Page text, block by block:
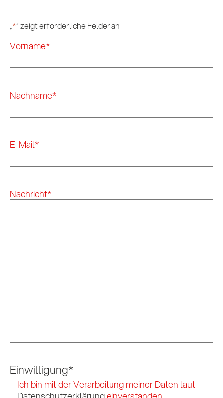
„*“ zeigt erforderliche Felder an
Vorname*
Nachname*
E-Mail*
Nachricht*
Einwilligung*
Ich bin mit der Verarbeitung meiner Daten laut